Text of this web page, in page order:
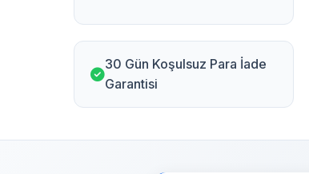
30 Gün Koşulsuz Para İade
Garantisi